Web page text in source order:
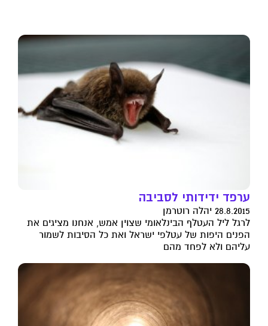
ערפד ידידותי לסביבה
28.8.2015 יהלה רוטרמן
לרגל ליל העטלף הבינלאומי שצוין אמש, אנחנו מציגים את
הפנים היפות של עטלפי ישראל ואת כל הסיבות לשמור
עליהם ולא לפחד מהם